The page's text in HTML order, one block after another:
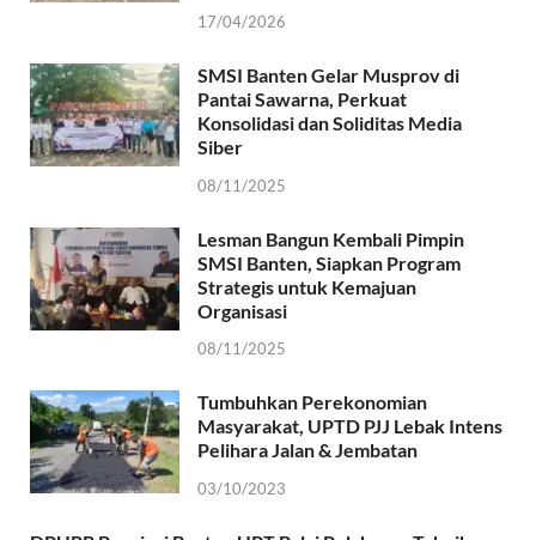
17/04/2026
SMSI Banten Gelar Musprov di
Pantai Sawarna, Perkuat
Konsolidasi dan Soliditas Media
Siber
08/11/2025
Lesman Bangun Kembali Pimpin
SMSI Banten, Siapkan Program
Strategis untuk Kemajuan
Organisasi
08/11/2025
Tumbuhkan Perekonomian
Masyarakat, UPTD PJJ Lebak Intens
Pelihara Jalan & Jembatan
03/10/2023